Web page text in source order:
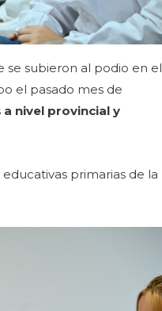
se subieron al podio en el
el pasado mes de
a nivel provincial y
primarias de la